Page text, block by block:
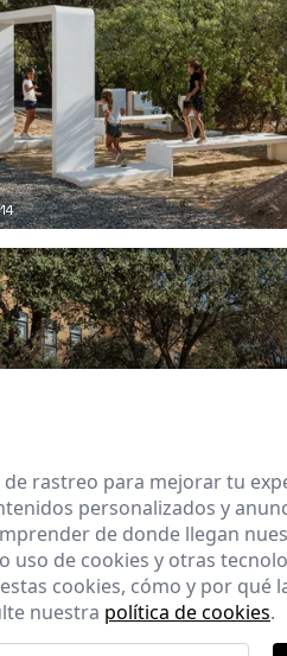
rastreo para mejorar tu
personalizados y
de donde llegan
uso de cookies y otras
cookies, cómo y por qué
nuestra política de cookies.